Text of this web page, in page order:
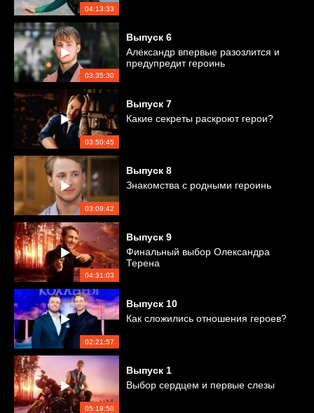
04:13:33
03:35:30
Выпуск 6
Александр впервые разозлится и
предупредит героинь
03:50:45
Выпуск 7
Какие секреты раскроют герои?
03:09:42
Выпуск 8
Знакомства с родными героинь
04:31:03
Выпуск 9
Финальный выбор Олександра
Терена
02:21:57
Выпуск 10
Как сложились отношения героев?
05:19:50
Выпуск 1
Выбор сердцем и первые слезы